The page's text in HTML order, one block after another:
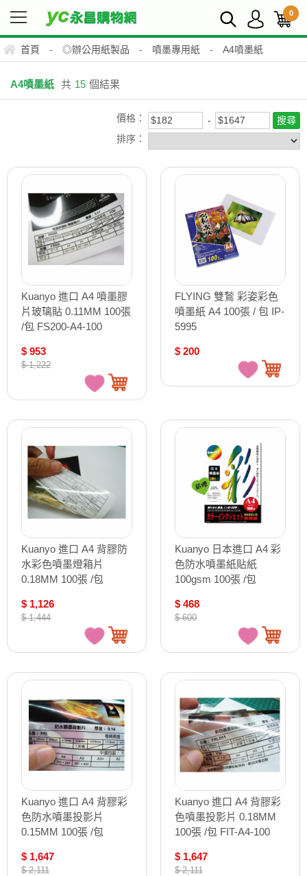
0
首頁 - ◎辦公用紙製品 - 噴墨專用紙 - A4噴墨紙
A4噴墨紙 共 15 個結果
價格：
排序：
Kuanyo 進口 A4 噴墨膠
片玻璃貼 0.11MM 100張
/包 FS200-A4-100
$ 953
$ 1,222
FLYING 雙鶖 彩姿彩色
噴墨紙 A4 100張 / 包 IP-
5995
$ 200
Kuanyo 進口 A4 背膠防
水彩色噴墨燈箱片
0.18MM 100張 /包
$ 1,126
$ 1,444
Kuanyo 日本進口 A4 彩
色防水噴墨紙貼紙
100gsm 100張 /包
$ 468
$ 600
Kuanyo 進口 A4 背膠彩
色防水噴墨投影片
0.15MM 100張 /包
$ 1,647
$ 2,111
Kuanyo 進口 A4 背膠彩
色噴墨投影片 0.18MM
100張 /包 FIT-A4-100
$ 1,647
$ 2,111